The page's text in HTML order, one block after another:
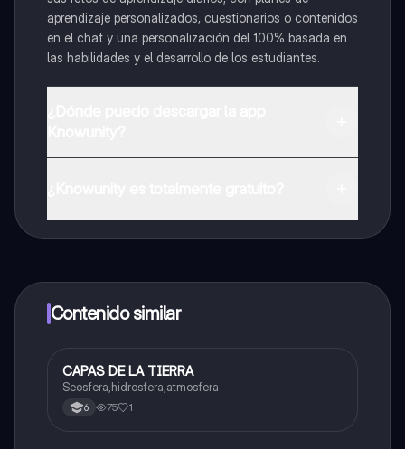
aprendizaje personalizados, cuestionarios o contenidos
en el chat y una personalización del 100% basada en
las habilidades y el desarrollo de los estudiantes.
a determinadas funciones.
Contenido similar
Biologia
CAPAS DE LA TIERRA
Seosfera,hidrosfera,atmosfera
6 75 1